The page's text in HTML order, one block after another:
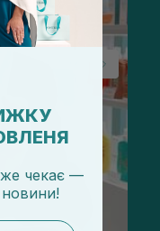
чекає —
новини!